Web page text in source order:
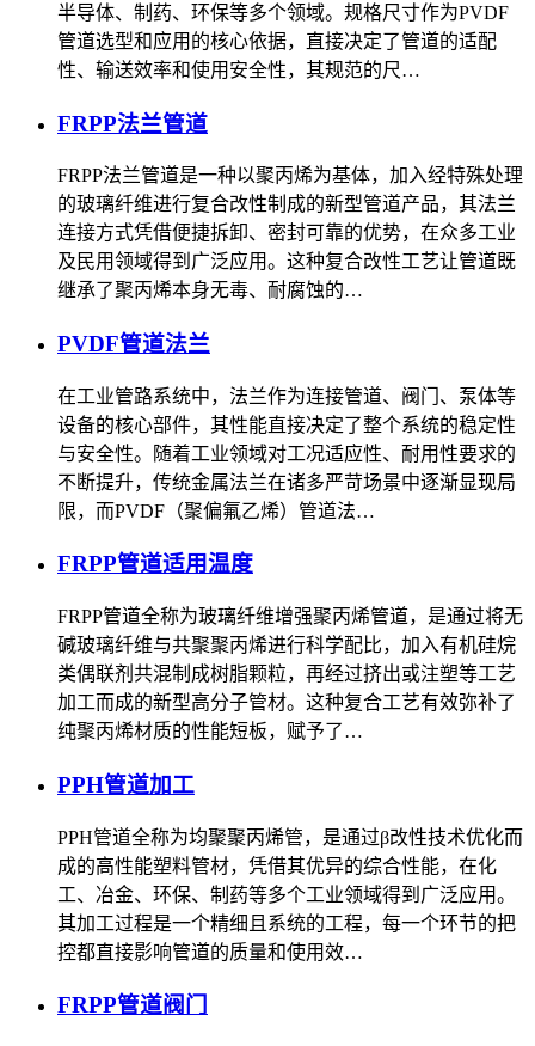
半导体、制药、环保等多个领域。规格尺寸作为PVDF
管道选型和应用的核心依据，直接决定了管道的适配
性、输送效率和使用安全性，其规范的尺…
FRPP法兰管道
FRPP法兰管道是一种以聚丙烯为基体，加入经特殊处理
的玻璃纤维进行复合改性制成的新型管道产品，其法兰
连接方式凭借便捷拆卸、密封可靠的优势，在众多工业
及民用领域得到广泛应用。这种复合改性工艺让管道既
继承了聚丙烯本身无毒、耐腐蚀的…
PVDF管道法兰
在工业管路系统中，法兰作为连接管道、阀门、泵体等
设备的核心部件，其性能直接决定了整个系统的稳定性
与安全性。随着工业领域对工况适应性、耐用性要求的
不断提升，传统金属法兰在诸多严苛场景中逐渐显现局
限，而PVDF（聚偏氟乙烯）管道法…
FRPP管道适用温度
FRPP管道全称为玻璃纤维增强聚丙烯管道，是通过将无
碱玻璃纤维与共聚聚丙烯进行科学配比，加入有机硅烷
类偶联剂共混制成树脂颗粒，再经过挤出或注塑等工艺
加工而成的新型高分子管材。这种复合工艺有效弥补了
纯聚丙烯材质的性能短板，赋予了…
PPH管道加工
PPH管道全称为均聚聚丙烯管，是通过β改性技术优化而
成的高性能塑料管材，凭借其优异的综合性能，在化
工、冶金、环保、制药等多个工业领域得到广泛应用。
其加工过程是一个精细且系统的工程，每一个环节的把
控都直接影响管道的质量和使用效…
FRPP管道阀门